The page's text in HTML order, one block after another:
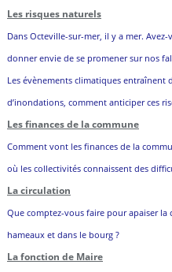
Les risques naturels
Dans Octeville-sur-mer, il y a mer.
donner envie de se promener sur nos
Les évènements climatiques entraînent
d’inondations, comment anticiper ces
Les finances de la commune
Comment vont les finances de la
où les collectivités connaissent des
La circulation
Que comptez-vous faire pour apaiser la
hameaux et dans le bourg ?
La fonction de Maire